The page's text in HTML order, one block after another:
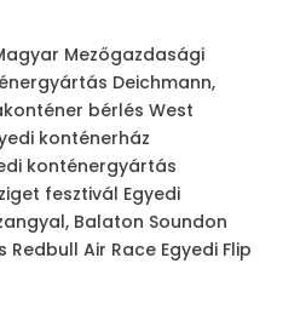
Mezőgazdasági
Deichmann,
bérlés West
konténerház
konténergyártás
fesztivál Egyedi
Balaton Soundon
Redbull Air Race Egyedi Flip